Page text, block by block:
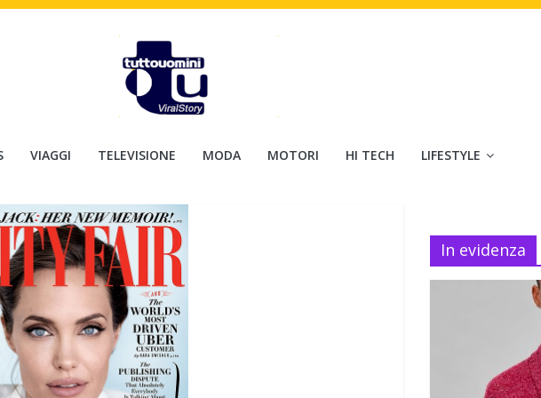
VIAGGI TELEVISIONE MODA MOTORI HI TECH LIFESTYLE
In evidenza